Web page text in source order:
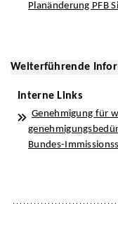
Planänderung PFB
Weiterführende
Interne Links
Genehmigung für
Bundes-